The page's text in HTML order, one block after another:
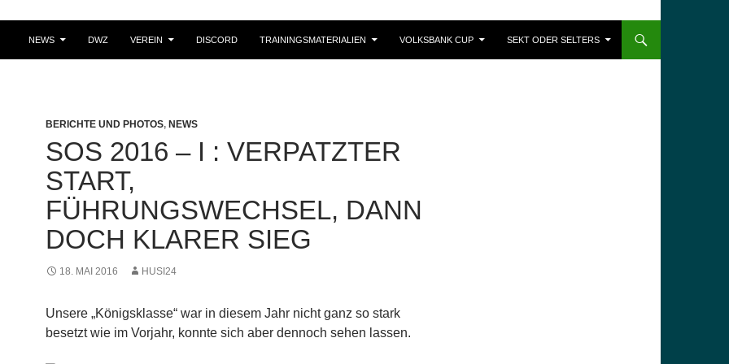
NEWS DWZ VEREIN DISCORD TRAININGSMATERIALIEN VOLKSBANK CUP SEKT ODER SELTERS
BERICHTE UND PHOTOS, NEWS
SOS 2016 – I : VERPATZTER
START,
FÜHRUNGSWECHSEL, DANN
DOCH KLARER SIEG
18. MAI 2016 HUSI24
Unsere „Königsklasse“ war in diesem Jahr nicht ganz so stark
besetzt wie im Vorjahr, konnte sich aber dennoch sehen lassen.